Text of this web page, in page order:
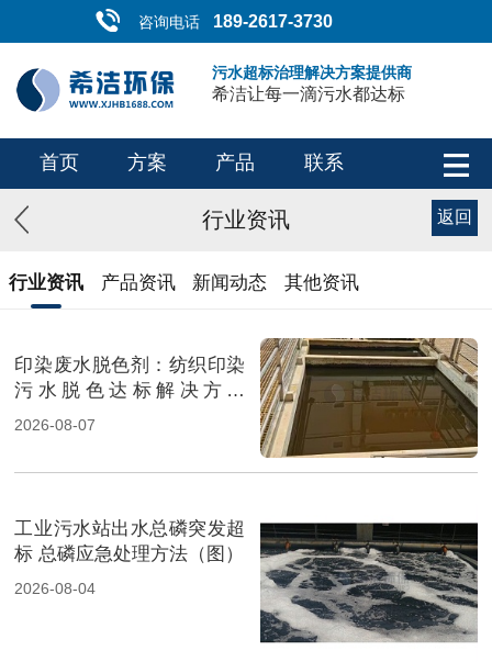
咨询电话 189-2617-3730
污水超标治理解决方案提供商
希洁让每一滴污水都达标
首页 方案 产品 联系
行业资讯 返回
行业资讯 产品资讯 新闻动态 其他资讯
印染废水脱色剂：纺织印染
污水脱色达标解决方案
（图）
2026-08-07
工业污水站出水总磷突发超
标 总磷应急处理方法（图）
2026-08-04